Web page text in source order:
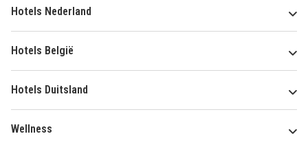
Hotels Nederland
Hotels België
Hotels Duitsland
Wellness